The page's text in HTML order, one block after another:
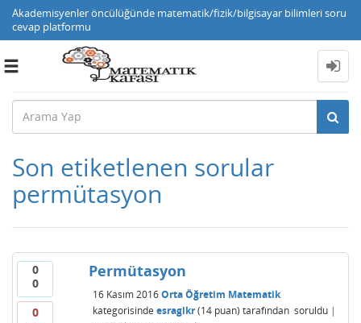
Akademisyenler öncülüğünde matematik/fizik/bilgisayar bilimleri soru
cevap platformu
Toggle
Son etiketlenen sorular
permütasyon
0
0
0
Permütasyon
16 Kasım 2016 Orta Öğretim Matematik
kategorisinde esraglkr (14puan) tarafından soruldu |